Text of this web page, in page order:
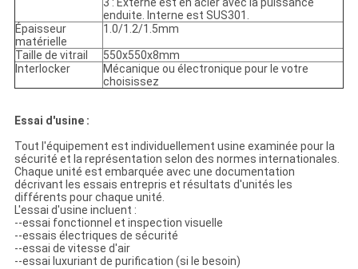
3 : Externe est en acier avec la puissance
enduite. Interne est SUS301.
Épaisseur
matérielle
1.0/1.2/1.5mm
Taille de vitrail
550x550x8mm
Interlocker
Mécanique ou électronique pour le votre
choisissez
Essai d'usine :
Tout l'équipement est individuellement usine examinée pour la
sécurité et la représentation selon des normes internationales.
Chaque unité est embarquée avec une documentation
décrivant les essais entrepris et résultats d'unités les
différents pour chaque unité.
L'essai d'usine incluent :
--essai fonctionnel et inspection visuelle
--essais électriques de sécurité
--essai de vitesse d'air
--essai luxuriant de purification (si le besoin)